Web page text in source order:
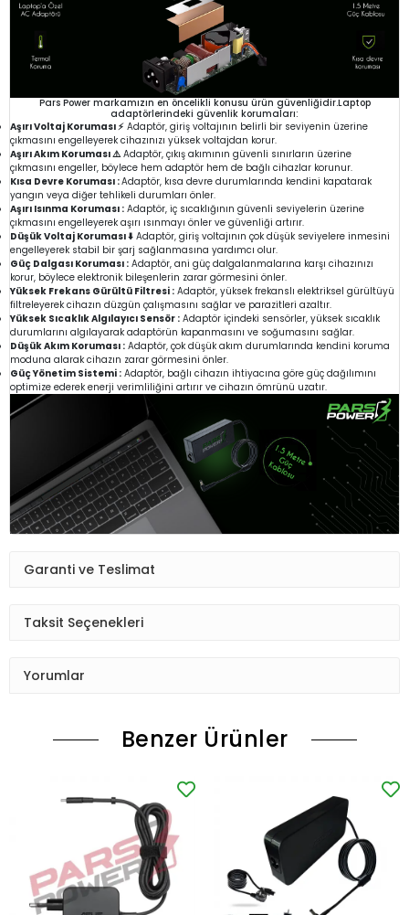
Pars Power markamızın en öncelikli konusu ürün güvenliğidir.Laptop
adaptörlerindeki güvenlik korumaları:
Aşırı Voltaj Koruması ⚡ Adaptör, giriş voltajının belirli bir seviyenin üzerine
çıkmasını engelleyerek cihazınızı yüksek voltajdan korur.
Aşırı Akım Koruması ⚠️Adaptör, çıkış akımının güvenli sınırların üzerine
çıkmasını engeller, böylece hem adaptör hem de bağlı cihazlar korunur.
Kısa Devre Koruması :Adaptör, kısa devre durumlarında kendini kapatarak
yangın veya diğer tehlikeli durumları önler.
Aşırı Isınma Koruması : Adaptör, iç sıcaklığının güvenli seviyelerin üzerine
çıkmasını engelleyerek aşırı ısınmayı önler ve güvenliği artırır.
Düşük Voltaj Koruması ⬇️ Adaptör, giriş voltajının çok düşük seviyelere inmesini
engelleyerek stabil bir şarj sağlanmasına yardımcı olur.
Güç Dalgası Koruması : Adaptör, ani güç dalgalanmalarına karşı cihazınızı
korur, böylece elektronik bileşenlerin zarar görmesini önler.
Yüksek Frekans Gürültü Filtresi : Adaptör, yüksek frekanslı elektriksel gürültüyü
filtreleyerek cihazın düzgün çalışmasını sağlar ve parazitleri azaltır.
Yüksek Sıcaklık Algılayıcı Sensör : Adaptör içindeki sensörler, yüksek sıcaklık
durumlarını algılayarak adaptörün kapanmasını ve soğumasını sağlar.
Düşük Akım Koruması : Adaptör, çok düşük akım durumlarında kendini koruma
moduna alarak cihazın zarar görmesini önler.
Güç Yönetim Sistemi : Adaptör, bağlı cihazın ihtiyacına göre güç dağılımını
optimize ederek enerji verimliliğini artırır ve cihazın ömrünü uzatır.
Garanti ve Teslimat
Taksit Seçenekleri
Yorumlar
Benzer Ürünler